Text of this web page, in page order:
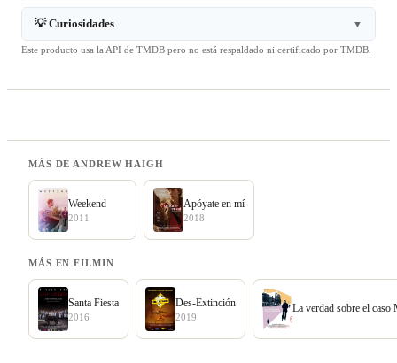
💡 Curiosidades ▼
Este producto usa la API de TMDB pero no está respaldado ni certificado por TMDB.
MÁS DE ANDREW HAIGH
Weekend
2011
Apóyate en mí
2018
MÁS EN FILMIN
Santa Fiesta
2016
Des-Extinción
2019
La verdad sobre el caso